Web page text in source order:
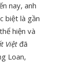
nay, anh
biệt là gần
hiện và
Việtđã
Loan,